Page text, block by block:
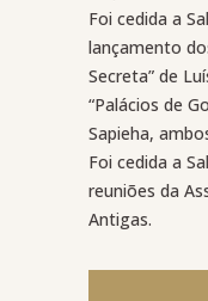
Foi cedida a
lançamento
Secreta” de
“Palácios de
Sapieha,
Foi cedida a
reuniões da
Antigas.